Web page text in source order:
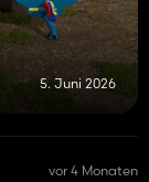
5. Juni 2026
vor 4 Monaten